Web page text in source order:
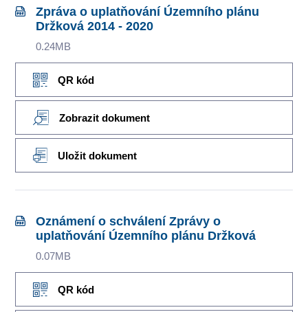
Zpráva o uplatňování Územního plánu
Držková 2014 - 2020
0.24MB
QR kód
Zobrazit dokument
Uložit dokument
Oznámení o schválení Zprávy o
uplatňování Územního plánu Držková
0.07MB
QR kód